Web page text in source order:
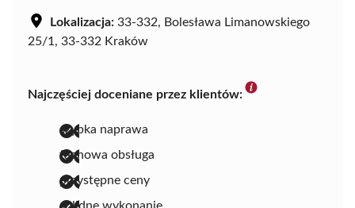
Lokalizacja: 33-332, Bolesława Limanowskiego
25/1, 33-332 Kraków
Najczęściej doceniane przez klientów:
szybka naprawa
fachowa obsługa
przystępne ceny
solidne wykonanie